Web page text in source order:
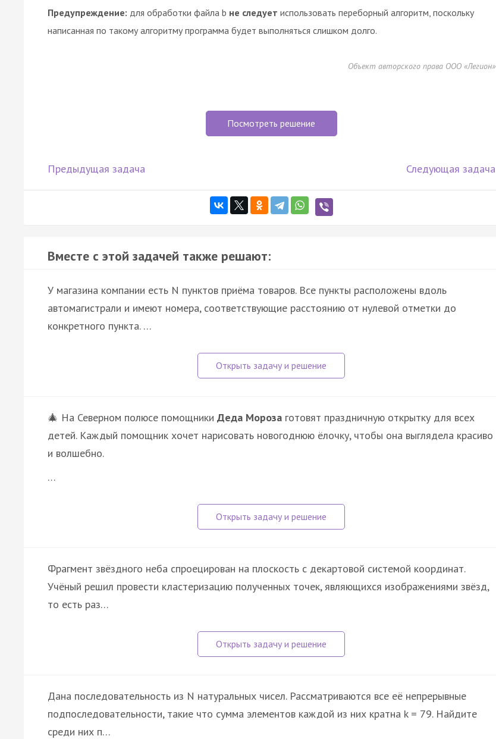
Предупреждение: для обработки файла b не следует использовать переборный алгоритм, поскольку
написанная по такому алгоритму программа будет выполняться слишком долго.
Объект авторского права ООО «Легион»
Посмотреть решение
Предыдущая задача Следующая задача
Вместе с этой задачей также решают:
У магазина компании есть N пунктов приёма товаров. Все пункты расположены вдоль
автомагистрали и имеют номера, соответствующие расстоянию от нулевой отметки до
конкретного пункта. …
🎄 На Северном полюсе помощники Деда Мороза готовят праздничную открытку для всех
детей. Каждый помощник хочет нарисовать новогоднюю ёлочку, чтобы она выглядела красиво
и волшебно.
…
Фрагмент звёздного неба спроецирован на плоскость с декартовой системой координат.
Учёный решил провести кластеризацию полученных точек, являющихся изображениями звёзд,
то есть раз…
Дана последовательность из N натуральных чисел. Рассматриваются все её непрерывные
подпоследовательности, такие что сумма элементов каждой из них кратна k = 79. Найдите
среди них п…